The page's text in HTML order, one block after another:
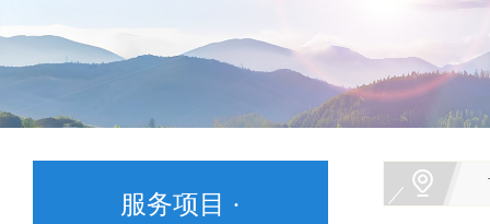
服务项目 ·